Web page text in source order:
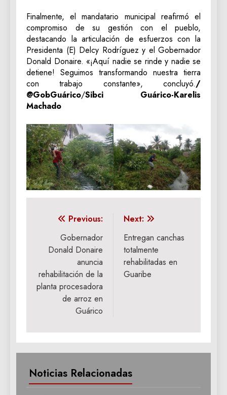
Finalmente, el mandatario municipal reafirmó el
compromiso de su gestión con el pueblo,
destacando la articulación de esfuerzos con la
Presidenta (E) Delcy Rodríguez y el Gobernador
Donald Donaire. «¡Aquí nadie se rinde y nadie se
detiene! Seguimos transformando nuestra tierra
con trabajo constante», concluyó./
@GobGuárico/Sibci Guárico-Karelis
Machado
Navegación
entradas
Previous:
Gobernador
Donald Donaire
anuncia
rehabilitación de la
planta procesadora
de arroz en
Guárico
Next:
Entregan canchas
totalmente
rehabilitadas en
Guaribe
Noticias Relacionadas